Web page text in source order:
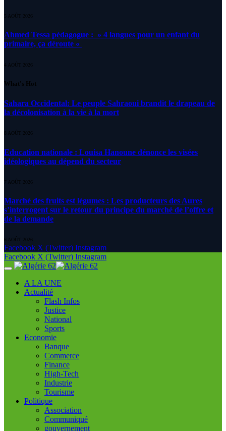
5 AOÛT 2026
Ahmed Tessa pédagogue : » 4 langues pour un enfant du
primaire, ça déroute «
4 AOÛT 2026
What's Hot
Sahara Occidental: Le peuple Sahraoui brandit le drapeau de
la décolonisation à la vie à la mort
8 AOÛT 2026
Education nationale : Louisa Hanoune dénonce les visées
idéologiques au dépend du secteur
7 AOÛT 2026
Marché des fruits est légumes : Les producteurs des Aures
s’interrogent sur le retour du principe du marché de l’offre et
de la demande
6 AOÛT 2026
Facebook X (Twitter) Instagram
Facebook X (Twitter) Instagram
A LA UNE
Actualité
Flash Infos
Justice
National
Sports
Economie
Banque
Commerce
Finance
High-Tech
Industrie
Tourisme
Politique
Association
Communiqué
gouvernement